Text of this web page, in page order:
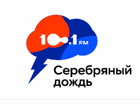
Москва 100.1 FM
Апатиты